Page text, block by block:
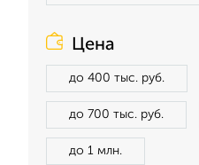
Цена
до 400 тыс. руб.
до 700 тыс. руб.
до 1 млн.